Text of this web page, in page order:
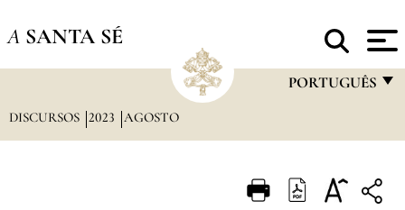
A SANTA SÉ
PORTUGUÊS
ITALIANO
DISCURSOS 2023 AGOSTO